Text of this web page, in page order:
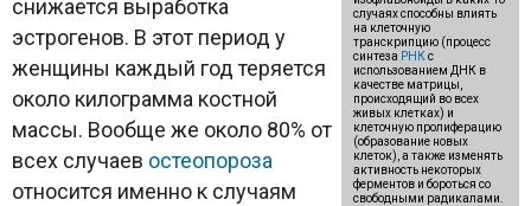
случаях способны влиять
на клеточную
транскрипцию (процесс
синтеза РНК с
использованием ДНК в
качестве матрицы,
происходящий во всех
живых клетках) и
клеточную пролиферацию
(образование новых
клеток), а также изменять
активность некоторых
ферментов и бороться со
свободными радикалами.
снижается выработка
эстрогенов. В этот период у
женщины каждый год теряется
около килограмма костной
массы. Вообще же около 80% от
всех случаев остеопороза
относится именно к случаям